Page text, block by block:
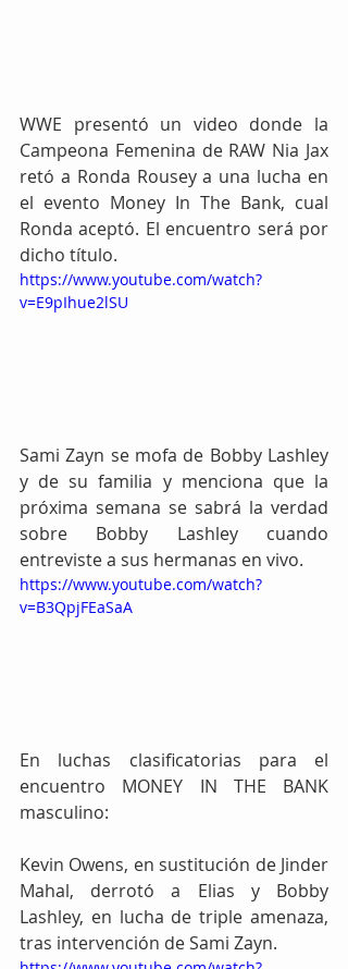
WWE presentó un video donde la
Campeona Femenina de RAW Nia Jax
retó a Ronda Rousey a una lucha en
el evento Money In The Bank, cual
Ronda aceptó. El encuentro será por
dicho título.
https://www.youtube.com/watch?
v=E9pIhue2lSU
Sami Zayn se mofa de Bobby Lashley
y de su familia y menciona que la
próxima semana se sabrá la verdad
sobre Bobby Lashley cuando
entreviste a sus hermanas en vivo.
https://www.youtube.com/watch?
v=B3QpjFEaSaA
En luchas clasificatorias para el
encuentro MONEY IN THE BANK
masculino:
Kevin Owens, en sustitución de Jinder
Mahal, derrotó a Elias y Bobby
Lashley, en lucha de triple amenaza,
tras intervención de Sami Zayn.